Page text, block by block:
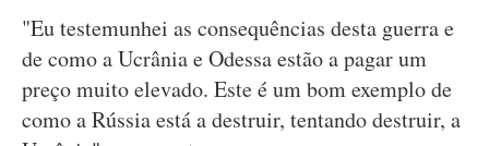
"Eu testemunhei as consequências desta guerra e
de como a Ucrânia e Odessa estão a pagar um
preço muito elevado. Este é um bom exemplo de
como a Rússia está a destruir, tentando destruir, a